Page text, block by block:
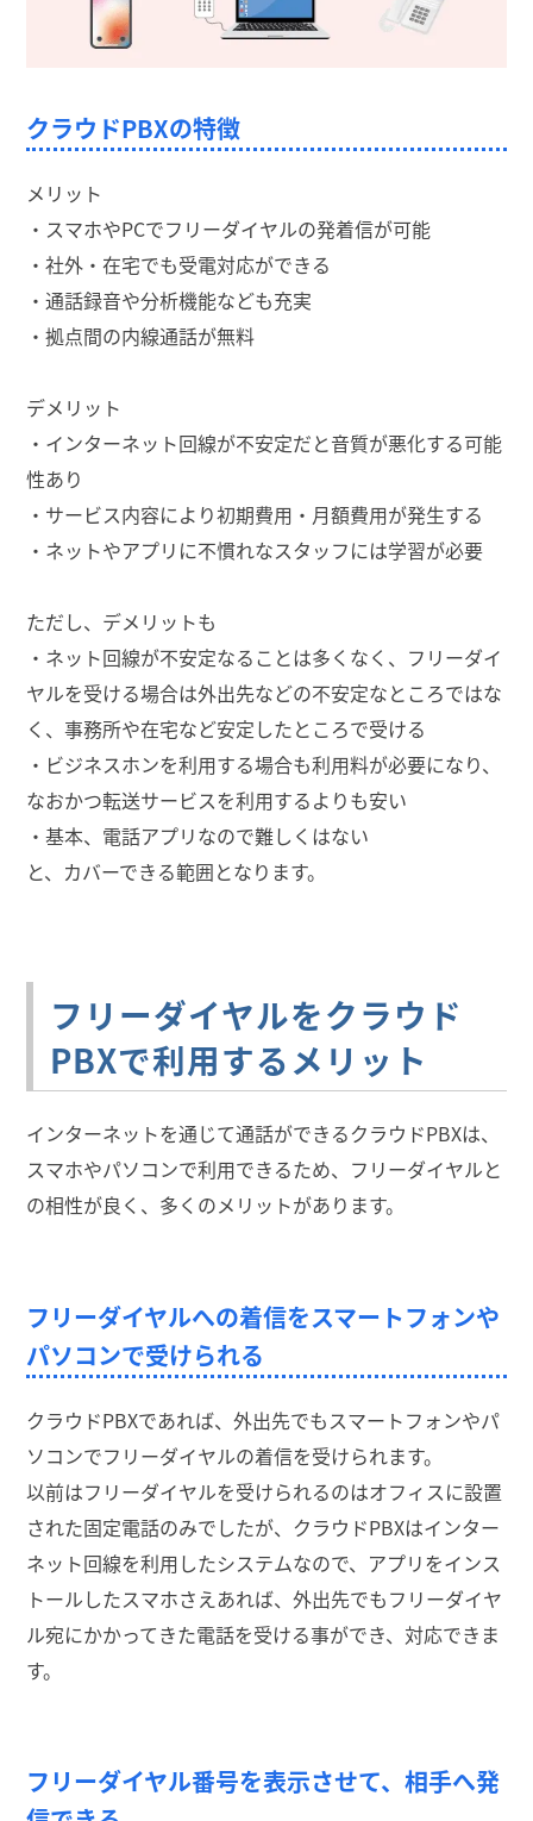
クラウドPBXの特徴
メリット
・スマホやPCでフリーダイヤルの発着信が可能
・社外・在宅でも受電対応ができる
・通話録音や分析機能なども充実
・拠点間の内線通話が無料
デメリット
・インターネット回線が不安定だと音質が悪化する可能
性あり
・サービス内容により初期費用・月額費用が発生する
・ネットやアプリに不慣れなスタッフには学習が必要
ただし、デメリットも
・ネット回線が不安定なることは多くなく、フリーダイ
ヤルを受ける場合は外出先などの不安定なところではな
く、事務所や在宅など安定したところで受ける
・ビジネスホンを利用する場合も利用料が必要になり、
なおかつ転送サービスを利用するよりも安い
・基本、電話アプリなので難しくはない
と、カバーできる範囲となります。
フリーダイヤルをクラウド
PBXで利用するメリット
インターネットを通じて通話ができるクラウドPBXは、
スマホやパソコンで利用できるため、フリーダイヤルと
の相性が良く、多くのメリットがあります。
フリーダイヤルへの着信をスマートフォンや
パソコンで受けられる
クラウドPBXであれば、外出先でもスマートフォンやパ
ソコンでフリーダイヤルの着信を受けられます。
以前はフリーダイヤルを受けられるのはオフィスに設置
された固定電話のみでしたが、クラウドPBXはインター
ネット回線を利用したシステムなので、アプリをインス
トールしたスマホさえあれば、外出先でもフリーダイヤ
ル宛にかかってきた電話を受ける事ができ、対応できま
す。
フリーダイヤル番号を表示させて、相手へ発